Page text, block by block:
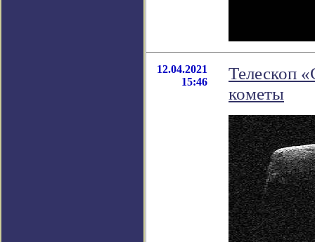
12.04.2021
15:46
Телескоп
кометы